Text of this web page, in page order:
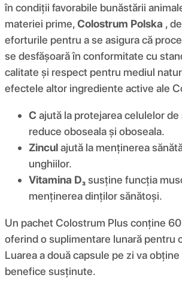
în condiții favorabile bunăstării
materiei prime,Colostrum Polska ,
eforturile pentru a se asigura că
se desfășoară în conformitate cu
calitate și respect pentru mediul
efectele altor ingrediente active ale
C ajută la protejarea celulelor
reduce oboseala și oboseala.
Zinculajută la menținerea
unghiilor.
Vitamina D₃susține funcția
menținerea dinților sănătoși.
Un pachet Colostrum Plus conține
oferind o suplimentare lunară pentru
Luarea a două capsule pe zi va
benefice susținute.